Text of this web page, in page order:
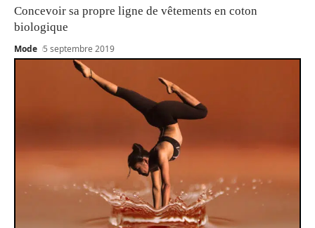
Concevoir sa propre ligne de vêtements en coton
biologique
Mode 5 septembre 2019